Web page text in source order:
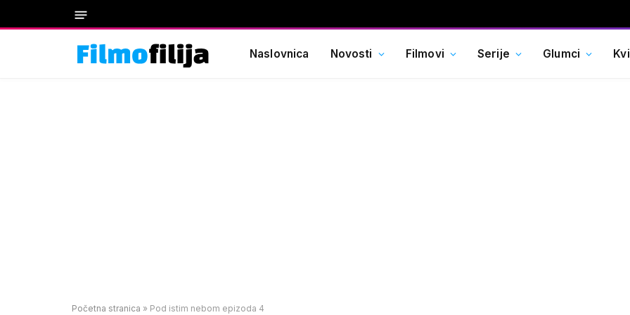
Naslovnica Novosti Filmovi Serije Glumci
Početna stranica » Pod istim nebom epizoda 4